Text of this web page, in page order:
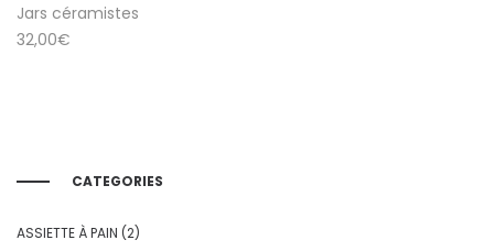
Jars céramistes
32,00€
CATEGORIES
ASSIETTE À PAIN (2)